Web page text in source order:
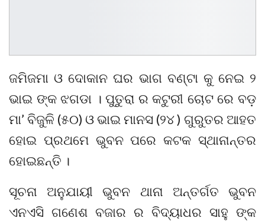
ଜମିଜମା ଓ ଦୋକାନ ଘର ଭାଗ ବଣ୍ଟା କୁ ନେଇ ୨
ଭାଇ ଙ୍କ ଝଗଡା । ପୁତୁରା ର କଟୁରୀ ଚୋଟ ରେ ବଡ଼
ମା’ ବିଜୁଳି (୫୦) ଓ ଭାଇ ମାନସ (୨୪ ) ଗୁରୁତର ଆହତ
ହୋଇ ପ୍ରଥମେ ଭୁବନ ପରେ କଟକ ସ୍ଥାନାନ୍ତର
ହୋଇଛନ୍ତି ।
ସୂଚନା ଅନୁଯାୟୀ ଭୁବନ ଥାନା ଅନ୍ତର୍ଗତ ଭୁବନ
ଏନଏସି ଗଣେଶ ବଜାର ର ବିଦ୍ୟାଧର ସାହୁ ଙ୍କ